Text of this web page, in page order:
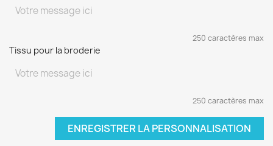
250 caractères max
Tissu pour la broderie
250 caractères max
ENREGISTRER LA PERSONNALISATION